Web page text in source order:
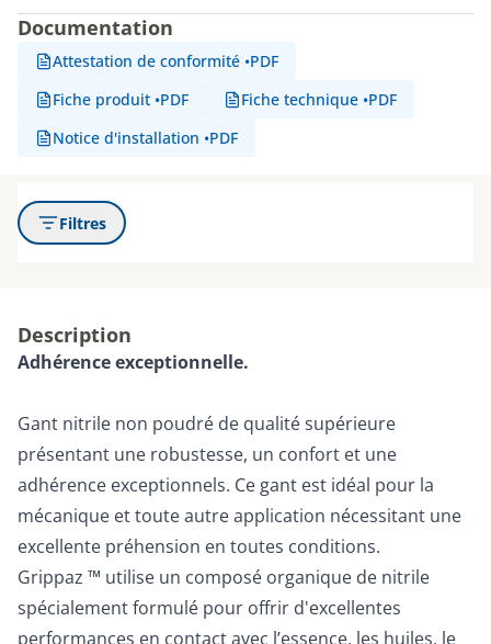
Documentation
Attestation de conformité •PDF
Fiche produit •PDF Fiche technique •PDF
Notice d'installation •PDF
Filtres
Description
Adhérence exceptionnelle.
Gant nitrile non poudré de qualité supérieure
présentant une robustesse, un confort et une
adhérence exceptionnels. Ce gant est idéal pour la
mécanique et toute autre application nécessitant une
excellente préhension en toutes conditions.
Grippaz ™ utilise un composé organique de nitrile
spécialement formulé pour offrir d'excellentes
performances en contact avec l’essence, les huiles, le